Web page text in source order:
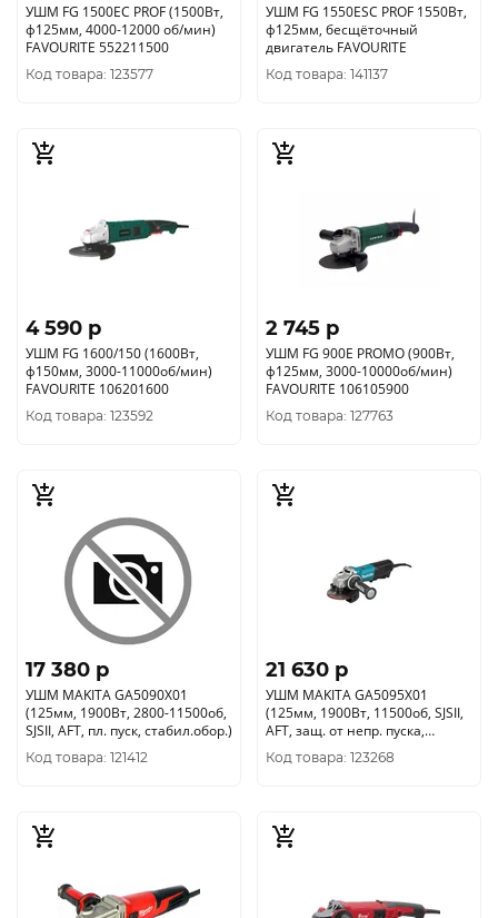
УШМ FG 1500EC PROF (1500Вт,
ф125мм, 4000-12000 об/мин)
FAVOURITE 552211500
Код товара: 123577
УШМ FG 1550ESC PROF 1550Вт,
ф125мм, бесщёточный
двигатель FAVOURITE
Код товара: 141137
4 590 p
УШМ FG 1600/150 (1600Вт,
ф150мм, 3000-11000об/мин)
FAVOURITE 106201600
Код товара: 123592
2 745 p
УШМ FG 900E PROMO (900Вт,
ф125мм, 3000-10000об/мин)
FAVOURITE 106105900
Код товара: 127763
17 380 p
УШМ MAKITA GA5090X01
(125мм, 1900Вт, 2800-11500об,
SJSII, AFT, пл. пуск, стабил.обор.)
Код товара: 121412
21 630 p
УШМ MAKITA GA5095X01
(125мм, 1900Вт, 11500об, SJSII,
AFT, защ. от непр. пуска,
поддерж. об-то)
Код товара: 123268